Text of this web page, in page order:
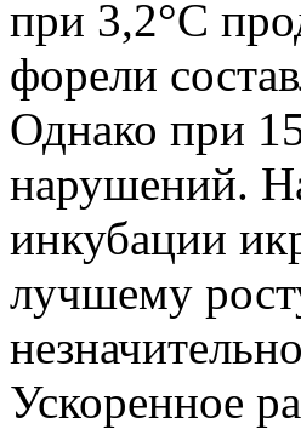
при 3,2°С
форели
Однако при
нарушений.
инкубации
лучшему
Ускоренное